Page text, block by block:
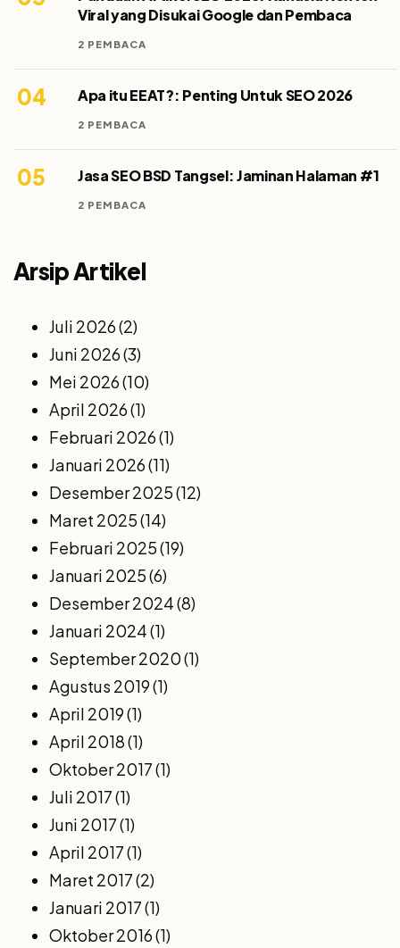
Viral yang Disukai Google dan Pembaca
2 PEMBACA
04 Apa itu EEAT?: Penting Untuk SEO 2026
2 PEMBACA
05 Jasa SEO BSD Tangsel: Jaminan Halaman #1
2 PEMBACA
Arsip Artikel
Juli 2026(2)
Juni 2026(3)
Mei 2026(10)
April 2026(1)
Februari 2026(1)
Januari 2026(11)
Desember 2025(12)
Maret 2025(14)
Februari 2025(19)
Januari 2025(6)
Desember 2024(8)
Januari 2024(1)
September 2020(1)
Agustus 2019(1)
April 2019(1)
April 2018(1)
Oktober 2017(1)
Juli 2017(1)
Juni 2017(1)
April 2017(1)
Maret 2017(2)
Januari 2017(1)
Oktober 2016(1)